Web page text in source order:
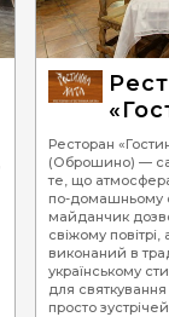
Ресторан
(Оброшино) —
те, що атмосфера
по-домашньому
майданчик
свіжому
виконаний в
українському
для святкування
просто